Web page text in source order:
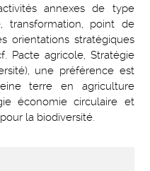
annexes de type
transformation, point de
orientations stratégiques
Pacte agricole, Stratégie
une préférence est
terre en agriculture
économie circulaire et
la biodiversité.